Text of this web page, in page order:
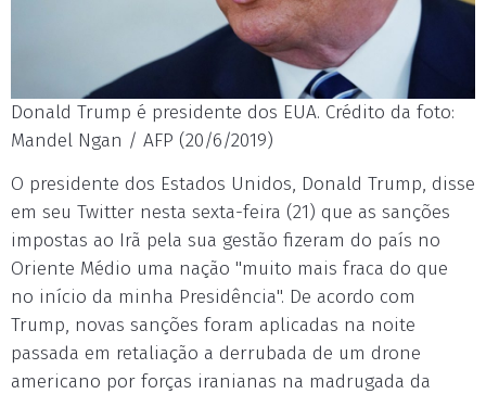
Donald Trump é presidente dos EUA. Crédito da foto:
Mandel Ngan / AFP (20/6/2019)
O presidente dos Estados Unidos, Donald Trump, disse
em seu Twitter nesta sexta-feira (21) que as sanções
impostas ao Irã pela sua gestão fizeram do país no
Oriente Médio uma nação "muito mais fraca do que
no início da minha Presidência". De acordo com
Trump, novas sanções foram aplicadas na noite
passada em retaliação a derrubada de um drone
americano por forças iranianas na madrugada da